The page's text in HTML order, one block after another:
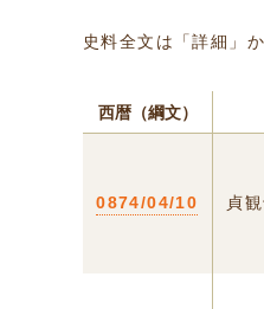
史料全文は「詳細」
西暦（綱文）
0874/04/10 貞